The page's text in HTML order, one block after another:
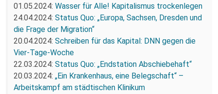
01.05.2024: Wasser für Alle! Kapitalismus trockenlegen
24.04.2024: Status Quo: „Europa, Sachsen, Dresden und
die Frage der Migration“
20.04.2024: Schreiben für das Kapital: DNN gegen die
Vier-Tage-Woche
22.03.2024: Status Quo: „Endstation Abschiebehaft“
20.03.2024: „Ein Krankenhaus, eine Belegschaft“ –
Arbeitskampf am städtischen Klinikum